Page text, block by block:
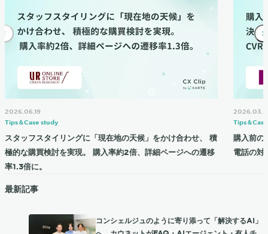
2026.06.19
Tips＆Case study
スタッフスタイリングに「現在地の天候」をかけ合わせ、 積
極的な購買検討を実現。 購入率約2倍、詳細ページへの遷移
率1.3倍に。
Tips＆
購入前の
電話の
最新記事
コンシェルジュのように寄り添って「解決するAI」